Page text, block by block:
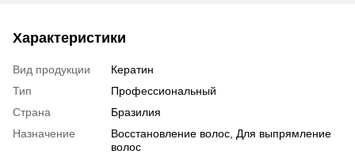
Характеристики
Вид продукции
Кератин
Тип
Профессиональный
Страна
Бразилия
Назначение
Восстановление волос, Для выпрямление
волос